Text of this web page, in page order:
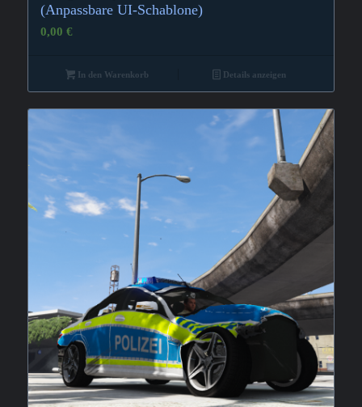
(Anpassbare UI-Schablone)
0,00 €
In den Warenkorb Details anzeigen